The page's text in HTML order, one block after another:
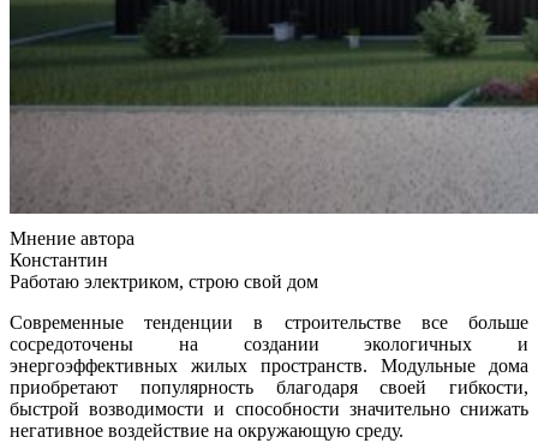
Мнение автора
Константин
Работаю электриком, строю свой дом
Современные тенденции в строительстве все больше
сосредоточены на создании экологичных и
энергоэффективных жилых пространств. Модульные дома
приобретают популярность благодаря своей гибкости,
быстрой возводимости и способности значительно снижать
негативное воздействие на окружающую среду.